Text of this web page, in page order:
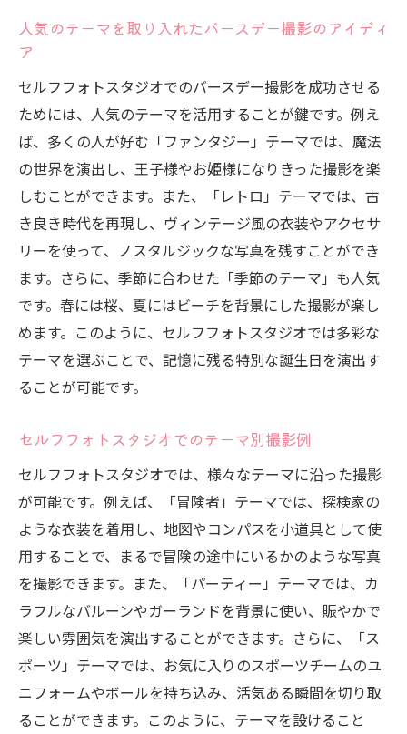
人気のテーマを取り入れたバースデー撮影のアイディ
ア
セルフフォトスタジオでのバースデー撮影を成功させる
ためには、人気のテーマを活用することが鍵です。例え
ば、多くの人が好む「ファンタジー」テーマでは、魔法
の世界を演出し、王子様やお姫様になりきった撮影を楽
しむことができます。また、「レトロ」テーマでは、古
き良き時代を再現し、ヴィンテージ風の衣装やアクセサ
リーを使って、ノスタルジックな写真を残すことができ
ます。さらに、季節に合わせた「季節のテーマ」も人気
です。春には桜、夏にはビーチを背景にした撮影が楽し
めます。このように、セルフフォトスタジオでは多彩な
テーマを選ぶことで、記憶に残る特別な誕生日を演出す
ることが可能です。
セルフフォトスタジオでのテーマ別撮影例
セルフフォトスタジオでは、様々なテーマに沿った撮影
が可能です。例えば、「冒険者」テーマでは、探検家の
ような衣装を着用し、地図やコンパスを小道具として使
用することで、まるで冒険の途中にいるかのような写真
を撮影できます。また、「パーティー」テーマでは、カ
ラフルなバルーンやガーランドを背景に使い、賑やかで
楽しい雰囲気を演出することができます。さらに、「ス
ポーツ」テーマでは、お気に入りのスポーツチームのユ
ニフォームやボールを持ち込み、活気ある瞬間を切り取
ることができます。このように、テーマを設けること